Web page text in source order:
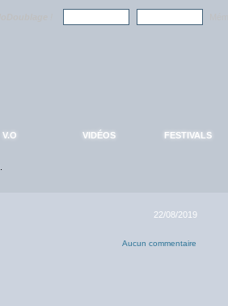
V.O VIDÉOS FESTIVALS
22/08/2019
Aucun commentaire